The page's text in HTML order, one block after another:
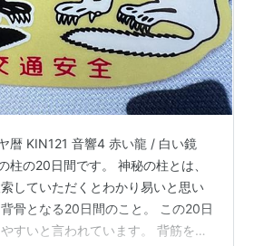
暦 KIN121 音響4 赤い龍 / 白い鏡
柱の20日間です。 神秘の柱とは、
索していただくとわかり易いと思い
骨となる20日間のこと。 この20日
すいと言われています。 背筋をし